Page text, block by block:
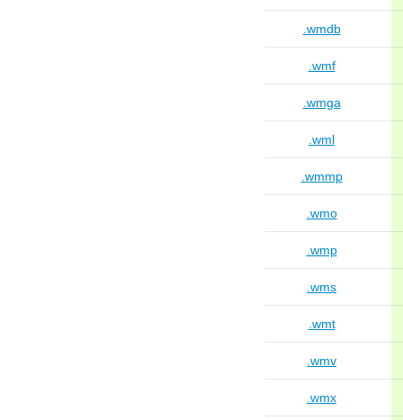
.wmdb
.wmf
.wmga
.wml
.wmmp
.wmo
.wmp
.wms
.wmt
.wmv
.wmx